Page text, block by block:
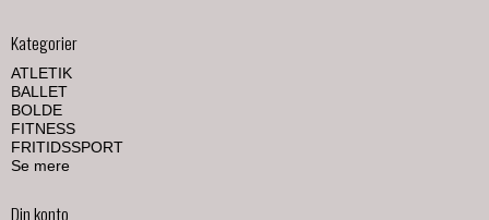
Kategorier
ATLETIK
BALLET
BOLDE
FITNESS
FRITIDSSPORT
Se mere
Din konto